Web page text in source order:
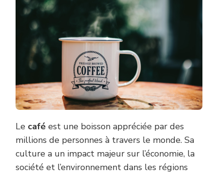
Le café est une boisson appréciée par des
millions de personnes à travers le monde. Sa
culture a un impact majeur sur l’économie, la
société et l’environnement dans les régions